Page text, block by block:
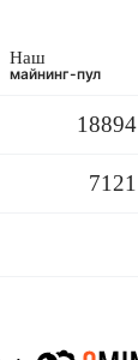
Наш
майнинг-пул
18894
7121